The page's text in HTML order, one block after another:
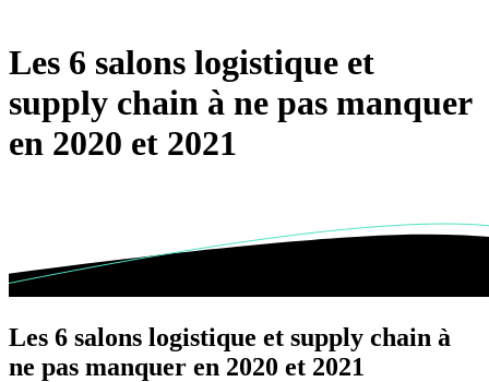
Les 6 salons logistique et
supply chain à ne pas manquer
en 2020 et 2021
Les 6 salons logistique et supply chain à
ne pas manquer en 2020 et 2021